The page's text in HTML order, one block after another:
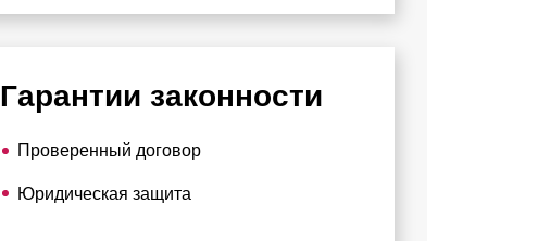
Гарантии законности
Проверенный договор
Юридическая защита